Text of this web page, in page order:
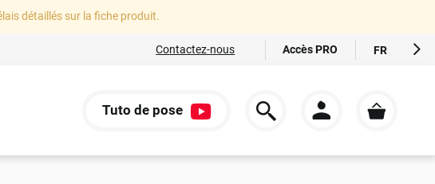
détaillés sur la fiche produit.
Contactez-nous Accès PRO FR
Tuto de pose